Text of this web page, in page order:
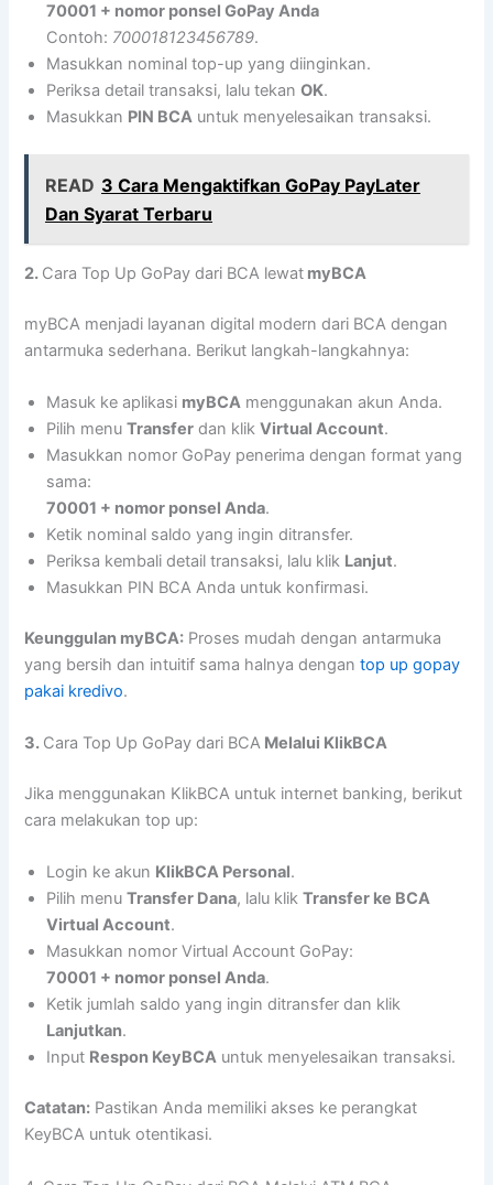
70001 + nomor ponsel GoPay Anda
Contoh: 700018123456789.
Masukkan nominal top-up yang diinginkan.
Periksa detail transaksi, lalu tekanOK.
Masukkan PIN BCA untuk menyelesaikan transaksi.
READ 3 Cara Mengaktifkan GoPay PayLater
Dan Syarat Terbaru
2. Cara Top Up GoPay dari BCA lewat myBCA
myBCA menjadi layanan digital modern dari BCA dengan
antarmuka sederhana. Berikut langkah-langkahnya:
Masuk ke aplikasi myBCA menggunakan akun Anda.
Pilih menuTransfer dan klikVirtual Account.
Masukkan nomor GoPay penerima dengan format yang
sama:
70001 + nomor ponsel Anda.
Ketik nominal saldo yang ingin ditransfer.
Periksa kembali detail transaksi, lalu klik Lanjut.
Masukkan PIN BCA Anda untuk konfirmasi.
Keunggulan myBCA: Proses mudah dengan antarmuka
yang bersih dan intuitif sama halnya dengantop up gopay
pakai kredivo.
3. Cara Top Up GoPay dari BCA Melalui KlikBCA
Jika menggunakan KlikBCA untuk internet banking, berikut
cara melakukan top up:
Login ke akun KlikBCA Personal.
Pilih menuTransfer Dana, lalu klikTransfer ke BCA
Virtual Account.
Masukkan nomor Virtual Account GoPay:
70001 + nomor ponsel Anda.
Ketik jumlah saldo yang ingin ditransfer dan klik
Lanjutkan.
Input Respon KeyBCA untuk menyelesaikan transaksi.
Catatan: Pastikan Anda memiliki akses ke perangkat
KeyBCA untuk otentikasi.